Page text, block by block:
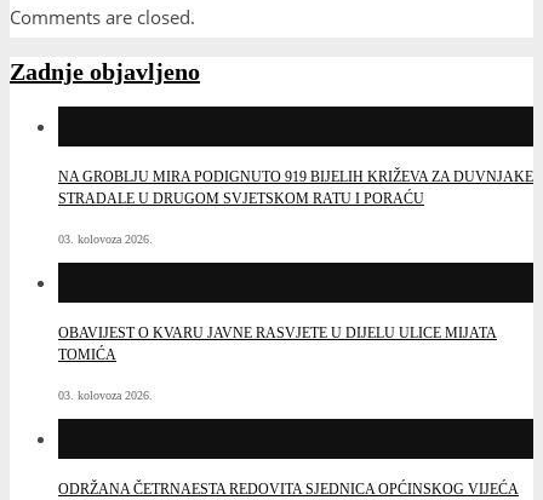
Comments are closed.
Zadnje objavljeno
NA GROBLJU MIRA PODIGNUTO 919 BIJELIH KRIŽEVA ZA DUVNJAKE
STRADALE U DRUGOM SVJETSKOM RATU I PORAĆU
03. kolovoza 2026.
OBAVIJEST O KVARU JAVNE RASVJETE U DIJELU ULICE MIJATA
TOMIĆA
03. kolovoza 2026.
ODRŽANA ČETRNAESTA REDOVITA SJEDNICA OPĆINSKOG VIJEĆA